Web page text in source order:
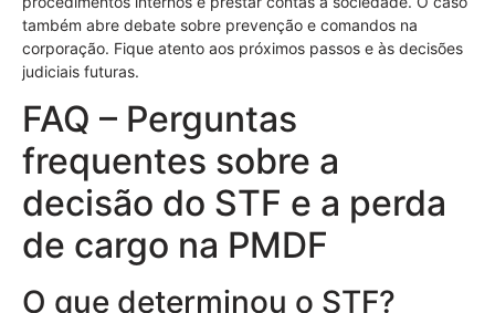
também abre debate sobre prevenção e comandos na
corporação. Fique atento aos próximos passos e às decisões
judiciais futuras.
FAQ – Perguntas
frequentes sobre a
decisão do STF e a perda
de cargo na PMDF
O que determinou o STF?